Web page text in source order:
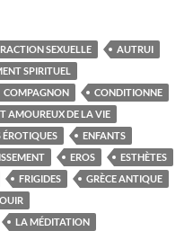
SEXUELLE
AUTRUI
SPIRITUEL
COMPAGNON
CONDITIONNE
AMOUREUX DE LA VIE
ÉROTIQUES
ENFANTS
EROS
ESTHÈTES
FRIGIDES
GRÈCE ANTIQUE
LA MÉDITATION